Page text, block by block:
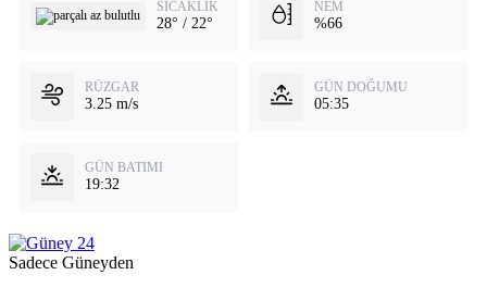
SICAKLIK
28° / 22°
NEM
%66
RÜZGAR
3.25 m/s
GÜN DOĞUMU
05:35
GÜN BATIMI
19:32
Sadece Güneyden